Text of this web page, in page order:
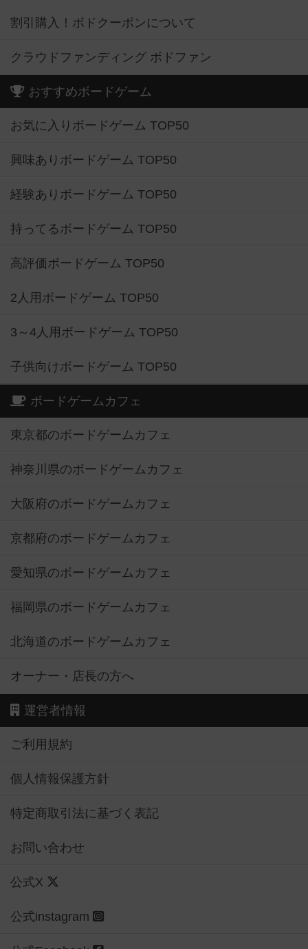
割引購入！ボドクーポンについて
クラウドファンディング ボドファン
おすすめボードゲーム
お気に入りボードゲーム TOP50
興味ありボードゲーム TOP50
経験ありボードゲーム TOP50
持ってるボードゲーム TOP50
高評価ボードゲーム TOP50
2人用ボードゲーム TOP50
3～4人用ボードゲーム TOP50
子供向けボードゲーム TOP50
ボードゲームカフェ
東京都のボードゲームカフェ
神奈川県のボードゲームカフェ
大阪府のボードゲームカフェ
京都府のボードゲームカフェ
愛知県のボードゲームカフェ
福岡県のボードゲームカフェ
北海道のボードゲームカフェ
オーナー・店長の方へ
運営者情報
ご利用規約
個人情報保護方針
特定商取引法に基づく表記
お問い合わせ
公式X
公式instagram